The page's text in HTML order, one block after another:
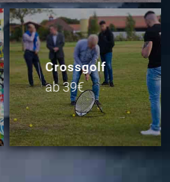
Crossgolf
ab 39€